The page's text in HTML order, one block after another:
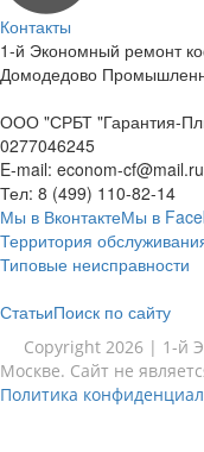
Контакты
1-й Экономный ремонт
Домодедово
ООО "СРБТ "Гарантия-
0277046245
E-mail: econom-cf@mail.ru
Тел: 8 (499) 110-82-14
Мы в ВконтактеМы в
Территория
Типовые неисправности
СтатьиПоиск по сайту
Copyright 2026 | 1-й
Москве. Сайт не
Политика